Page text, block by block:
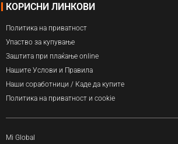
КОРИСНИ ЛИНКОВИ
Политика на приватност
Упаство за купување
Заштита при плаќање online
Нашите Услови и Правила
Наши соработници / Каде да купите
Политика на приватност и cookie
Mi Global